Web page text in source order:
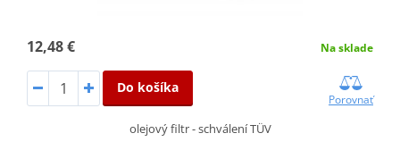
12,48 € Na sklade
Do košíka
Porovnať
olejový filtr - schválení TÜV